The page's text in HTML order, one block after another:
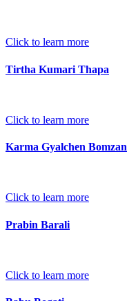
Click to learn more
Tirtha Kumari Thapa
Click to learn more
Karma Gyalchen Bomzan
Click to learn more
Prabin Barali
Click to learn more